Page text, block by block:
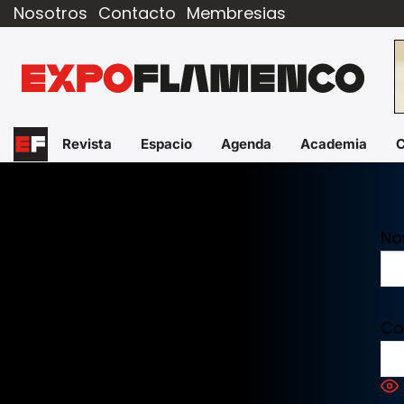
Nosotros Contacto Membresias
Revista Espacio Agenda Academia